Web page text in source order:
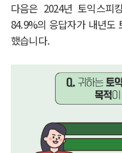
다음은 2024년 토익스피
84.9%의 응답자가 내년도
했습니다.